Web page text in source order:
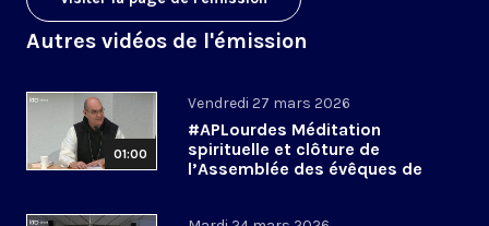
Autres vidéos de l'émission
01:00
Vendredi 27 mars 2026
#APLourdes Méditation
spirituelle et clôture de
l’Assemblée des évêques de